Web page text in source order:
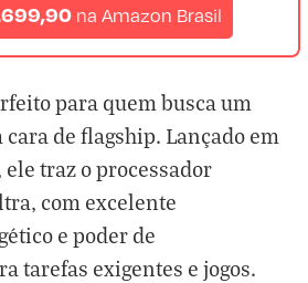
na Amazon Brasil
para quem busca um
de flagship. Lançado em
traz o processador
com excelente
e poder de
tarefas exigentes e jogos.